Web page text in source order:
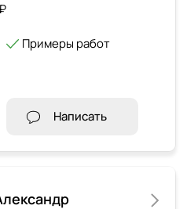
Примеры работ
Написать